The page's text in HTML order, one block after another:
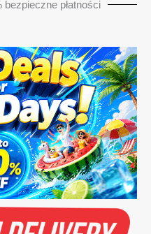
bezpieczne płatności